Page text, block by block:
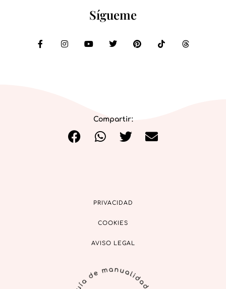
Sígueme
Compartir:
PRIVACIDAD
COOKIES
AVISO LEGAL